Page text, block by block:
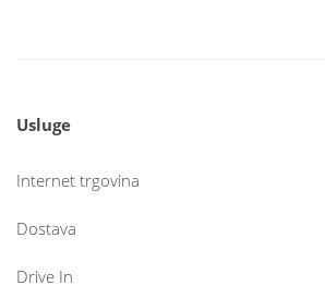
Usluge
Internet trgovina
Dostava
Drive In